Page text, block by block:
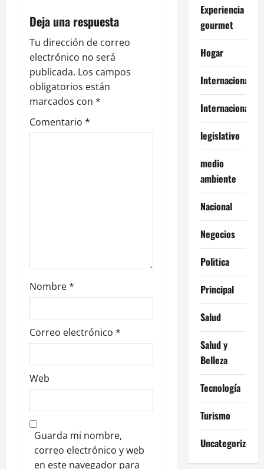
c
i
ó
n
d
e
a
d
s
Deja una respuesta
Tu dirección de correo
electrónico no será
publicada. Los campos
obligatorios están
marcados con *
Comentario *
Nombre*
Correo electrónico *
Web
Guarda mi nombre,
correo electrónico y web
en este navegador para
Experiencia
gourmet
Hogar
Internacional
Internacionales
legislativo
medio
ambiente
Nacional
Negocios
Politica
Principal
Salud
Salud y
Belleza
Tecnología
Turismo
Uncategorized